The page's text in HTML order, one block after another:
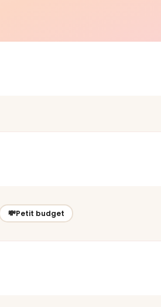
💸Petit budget